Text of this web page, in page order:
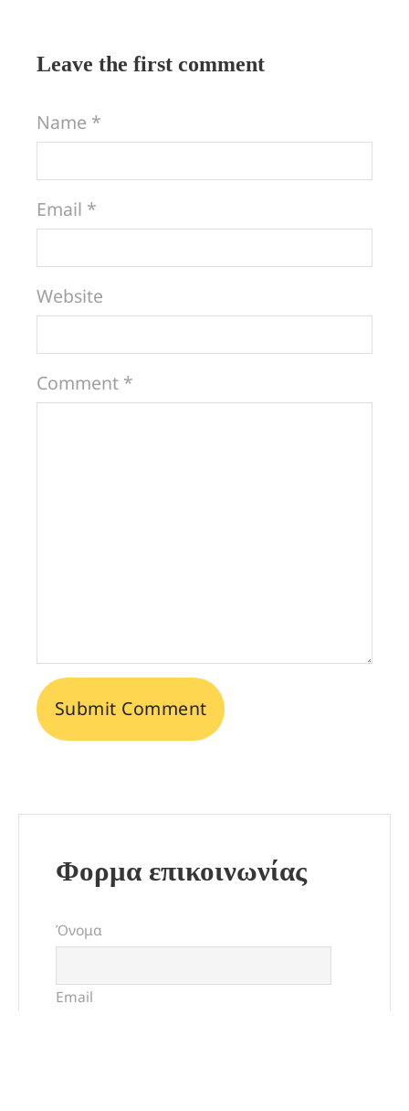
Leave the first comment
Name *
Email *
Website
Comment *
Φορμα επικοινωνίας
Όνομα
Email